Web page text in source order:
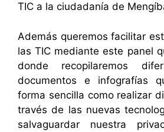
TIC a la ciudadanía de
Además queremos facilitar
las TIC mediante este panel
donde recopilaremos
documentos e infografías
forma sencilla como realizar
través de las nuevas
salvaguardar nuestra